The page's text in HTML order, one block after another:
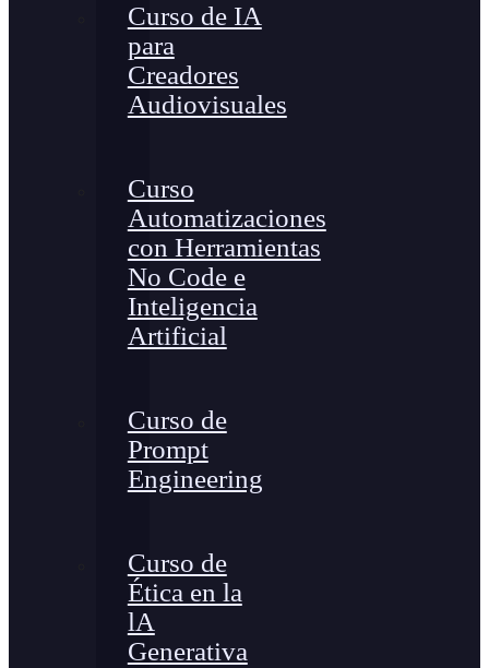
Curso de IA
para
Creadores
Audiovisuales
Curso
Automatizaciones
con Herramientas
No Code e
Inteligencia
Artificial
Curso de
Prompt
Engineering
Curso de
Ética en la
lA
Generativa